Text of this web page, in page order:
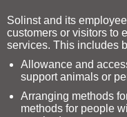
Solinst and its
customers or visitors to
services. This includes
Allowance and
support animals or
Arranging methods
methods for people